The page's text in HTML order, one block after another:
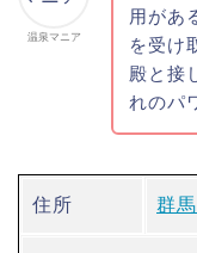
温泉マニア
用があ
を受け
殿と接
れのパ
住所 群